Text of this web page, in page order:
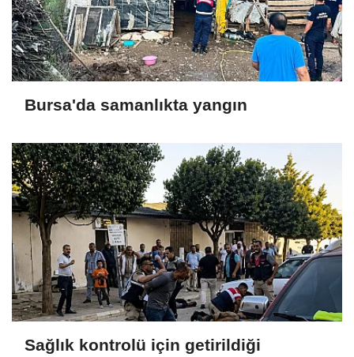
Bursa'da samanlıkta yangın
Sağlık kontrolü için getirildiği